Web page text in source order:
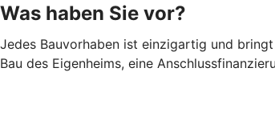
Was haben Sie vor?
Jedes Bauvorhaben ist einzigartig und
Bau des Eigenheims, eine